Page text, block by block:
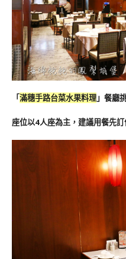
「滿穗手路台菜水果料理」餐廳
座位以4人座為主，建議用餐先訂